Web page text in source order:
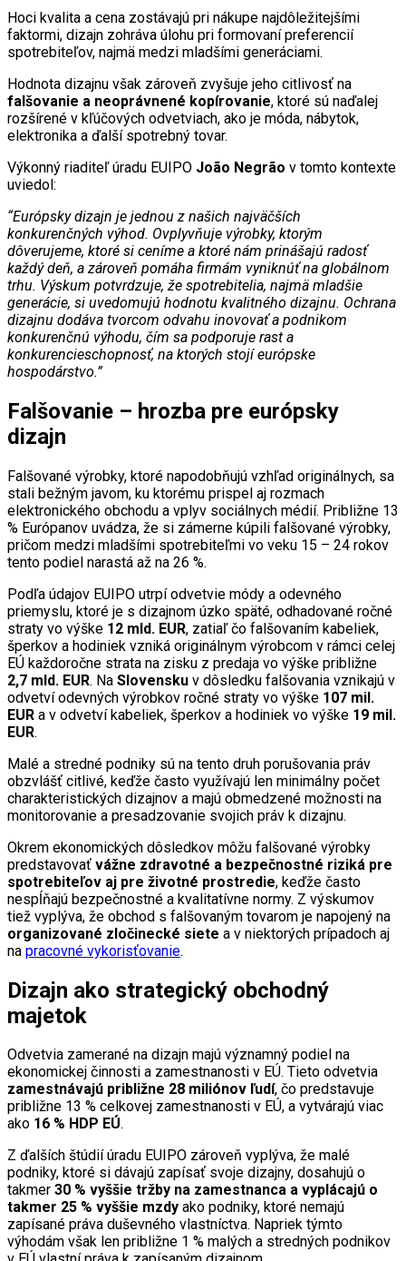
Hoci kvalita a cena zostávajú pri nákupe najdôležitejšími
faktormi, dizajn zohráva úlohu pri formovaní preferencií
spotrebiteľov, najmä medzi mladšími generáciami.
Hodnota dizajnu však zároveň zvyšuje jeho citlivosť na
falšovanie a neoprávnené kopírovanie, ktoré sú naďalej
rozšírené v kľúčových odvetviach, ako je móda, nábytok,
elektronika a ďalší spotrebný tovar.
Výkonný riaditeľ úradu EUIPO João Negrão v tomto kontexte
uviedol:
“Európsky dizajn je jednou z našich najväčších
konkurenčných výhod. Ovplyvňuje výrobky, ktorým
dôverujeme, ktoré si ceníme a ktoré nám prinášajú radosť
každý deň, a zároveň pomáha firmám vyniknúť na globálnom
trhu. Výskum potvrdzuje, že spotrebitelia, najmä mladšie
generácie, si uvedomujú hodnotu kvalitného dizajnu. Ochrana
dizajnu dodáva tvorcom odvahu inovovať a podnikom
konkurenčnú výhodu, čím sa podporuje rast a
konkurencieschopnosť, na ktorých stojí európske
hospodárstvo.”
Falšovanie – hrozba pre európsky
dizajn
Falšované výrobky, ktoré napodobňujú vzhľad originálnych, sa
stali bežným javom, ku ktorému prispel aj rozmach
elektronického obchodu a vplyv sociálnych médií. Približne 13
% Európanov uvádza, že si zámerne kúpili falšované výrobky,
pričom medzi mladšími spotrebiteľmi vo veku 15 – 24 rokov
tento podiel narastá až na 26 %.
Podľa údajov EUIPO utrpí odvetvie módy a odevného
priemyslu, ktoré je s dizajnom úzko späté, odhadované ročné
straty vo výške 12 mld. EUR, zatiaľ čo falšovaním kabeliek,
šperkov a hodiniek vzniká originálnym výrobcom v rámci celej
EÚ každoročne strata na zisku z predaja vo výške približne
2,7 mld. EUR. Na Slovensku v dôsledku falšovania vznikajú v
odvetví odevných výrobkov ročné straty vo výške 107 mil.
EUR a v odvetví kabeliek, šperkov a hodiniek vo výške 19 mil.
EUR.
Malé a stredné podniky sú na tento druh porušovania práv
obzvlášť citlivé, keďže často využívajú len minimálny počet
charakteristických dizajnov a majú obmedzené možnosti na
monitorovanie a presadzovanie svojich práv k dizajnu.
Okrem ekonomických dôsledkov môžu falšované výrobky
predstavovať vážne zdravotné a bezpečnostné riziká pre
spotrebiteľov aj pre životné prostredie, keďže často
nespĺňajú bezpečnostné a kvalitatívne normy. Z výskumov
tiež vyplýva, že obchod s falšovaným tovarom je napojený na
organizované zločinecké siete a v niektorých prípadoch aj
na pracovné vykorisťovanie.
Dizajn ako strategický obchodný
majetok
Odvetvia zamerané na dizajn majú významný podiel na
ekonomickej činnosti a zamestnanosti v EÚ. Tieto odvetvia
zamestnávajú približne 28 miliónov ľudí, čo predstavuje
približne 13 % celkovej zamestnanosti v EÚ, a vytvárajú viac
ako 16 % HDP EÚ.
Z ďalších štúdií úradu EUIPO zároveň vyplýva, že malé
podniky, ktoré si dávajú zapísať svoje dizajny, dosahujú o
takmer 30 % vyššie tržby na zamestnanca a vyplácajú o
takmer 25 % vyššie mzdy ako podniky, ktoré nemajú
zapísané práva duševného vlastníctva. Napriek týmto
výhodám však len približne 1 % malých a stredných podnikov